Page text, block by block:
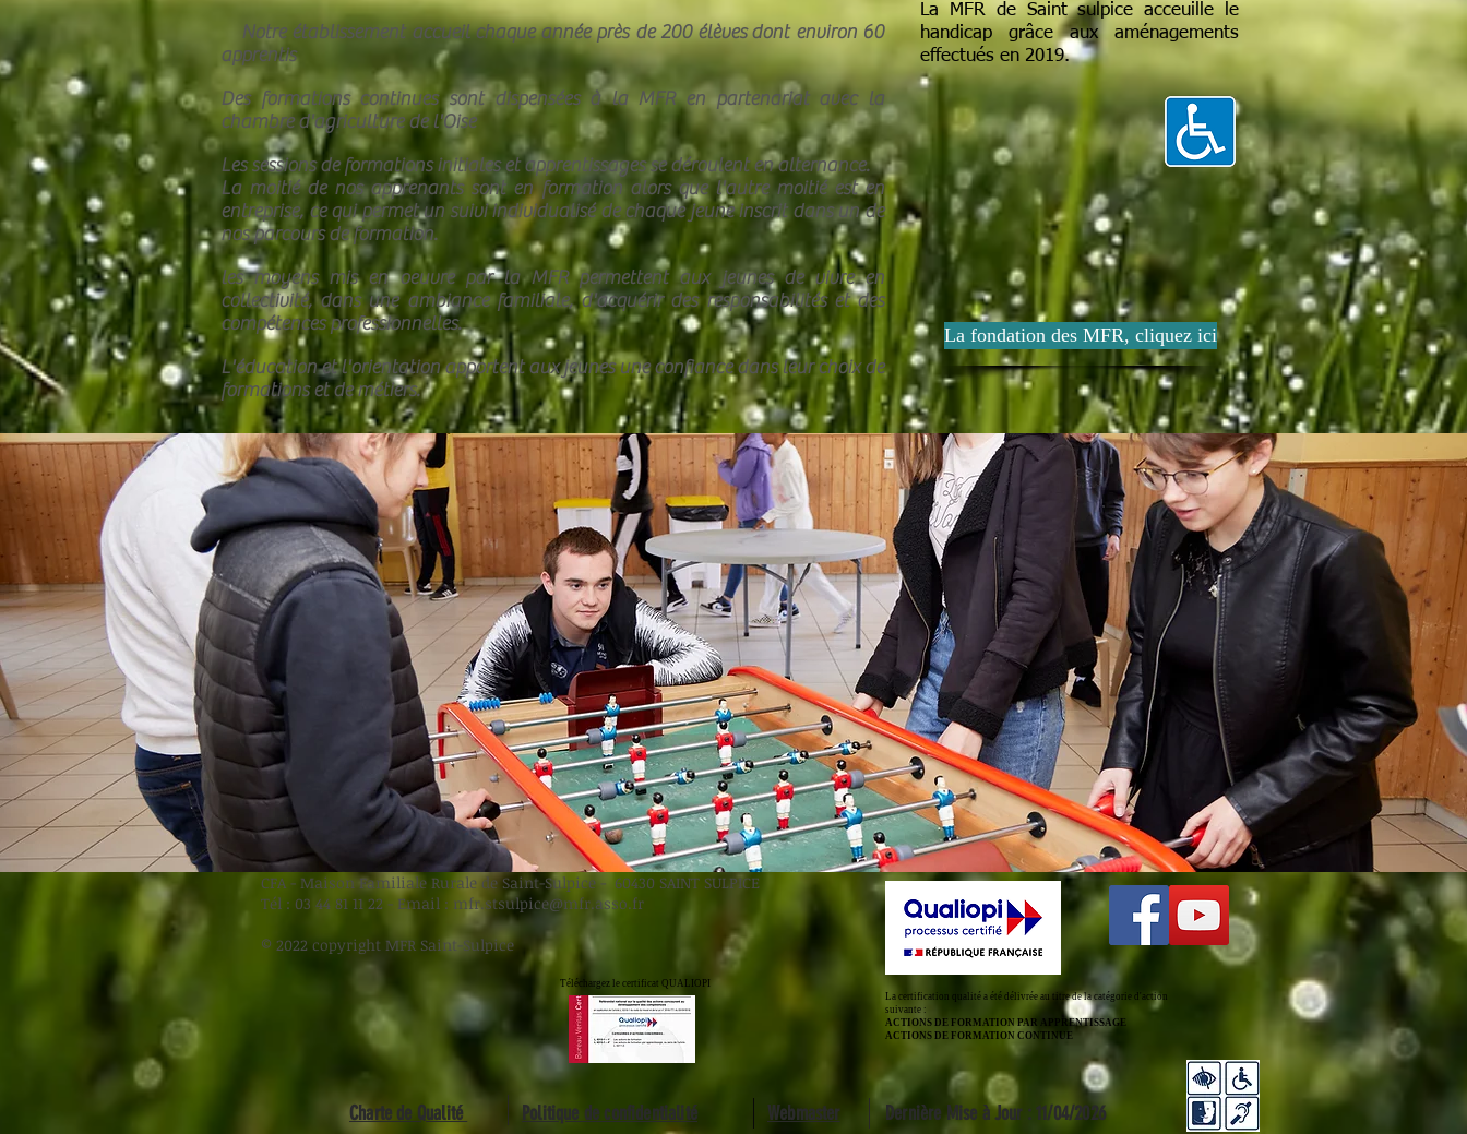
Notre établissement accueil chaque année près de 200 élèvesdont environ 60
apprentis
Des formations continues sont dispensées à la MFR en partenariat avec la
chambre d'agriculture de l'Oise
Les sessions de formations initiales et apprentissages se déroulent en alternance.
La moitié de nos apprenants sont en formation alors que l'autre moitié est en
entreprise, ce qui permet un suivi individualisé de chaque jeune inscrit dans un de
nos parcours de formation.
les moyens mis en oeuvre par la MFR permettent aux jeunes de vivre en
collectivité, dans une ambiance familiale, d'acquérir des responsabilités et des
compétences professionnelles.
L'éducation et l'orientation apportent aux jeunes une confiance dans leur choix de
formations et de métiers.
La MFR de Saint sulpice acceuille le
handicap grâce aux aménagements
effectués en 2019.
La fondation des MFR, cliquez ici
CFA - Maison Familiale Rurale de Saint-Sulpice - 60430 SAINT SULPICE
Tél : 03 44 81 11 22 - Email : mfr.stsulpice@mfr.asso.fr
© 2022 copyright MFR Saint-Sulpice
Téléchargez le certificat QUALIOPI
Charte de Qualité Politique de confidentialité Webmaster
La certification qualité a été délivrée au titre de la catégorie d'action
suivante :
ACTIONS DE FORMATION PAR APPRENTISSAGE
ACTIONS DE FORMATION CONTINUE
Dernière Mise à Jour : 11/04/2026